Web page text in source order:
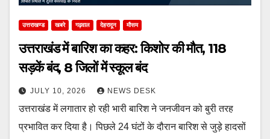
उत्तराखण्ड खबरे गढ़वाल देहरादून मौसम
उत्तराखंड में बारिश का कहर: किशोर की मौत, 118
सड़कें बंद, 8 जिलों में स्कूल बंद
JULY 10, 2026 NEWS DESK
उत्तराखंड में लगातार हो रही भारी बारिश ने जनजीवन को बुरी तरह
प्रभावित कर दिया है। पिछले 24 घंटों के दौरान बारिश से जुड़े हादसों